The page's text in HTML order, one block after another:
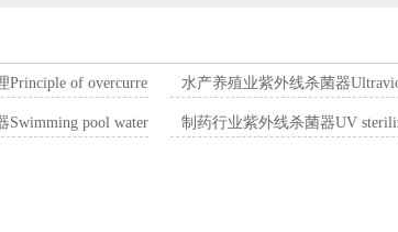
of overcurrent ultraviolet sterilizer
水产养殖业紫外线杀菌器
pool water disinfection ultraviolet sterilizer
制药行业紫外线杀菌器UV